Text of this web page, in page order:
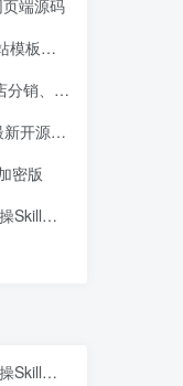
端源码
源码
带博客
修复版
密版
级插件
级插件